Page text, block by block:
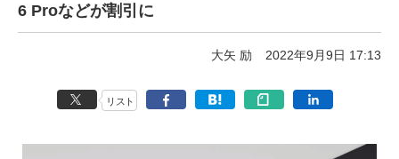
6 Proなどが割引に
大矢 励 2022年9月9日 17:13
リスト